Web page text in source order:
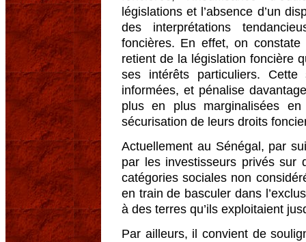
législations et l’absence d’un
des interprétations
foncières. En effet, on constate
retient de la législation foncière
ses intérêts particuliers.
informées, et pénalise
plus en plus marginalisées
sécurisation de leurs droits
Actuellement au Sénégal, par
par les investisseurs privés sur
catégories sociales non
en train de basculer dans
à des terres qu’ils exploitaient
Par ailleurs, il convient de